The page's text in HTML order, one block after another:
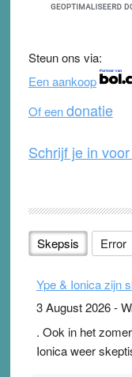
e
b
o
o
k
er
e
Steun ons via:
Een aankoop
Of eendonatie
Schrijf je in
Skepsis Error
Ype & Ionica zijn
3 August 2026-
. Ook in het
Ionica weer